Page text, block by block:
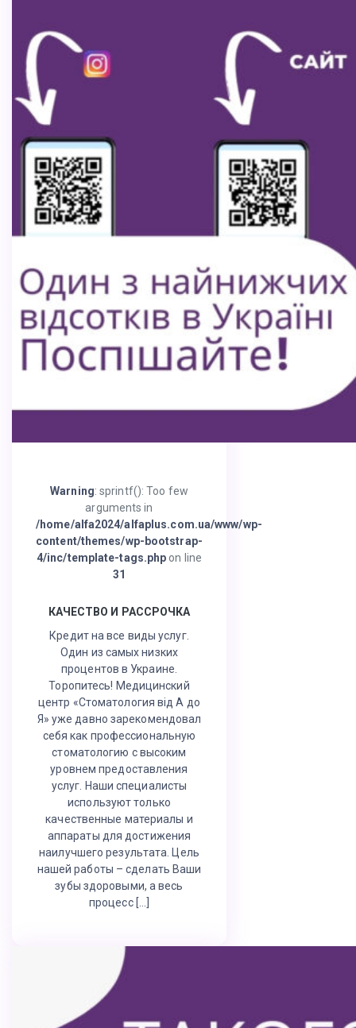
Warning: sprintf(): Too few
arguments in
/home/alfa2024/alfaplus.com.ua/www/wp-
content/themes/wp-bootstrap-
4/inc/template-tags.php on line
31
КАЧЕСТВО И РАССРОЧКА
Кредит на все виды услуг.
Один из самых низких
процентов в Украине.
Торопитесь! Медицинский
центр «Стоматология від А до
Я» уже давно зарекомендовал
себя как профессиональную
стоматологию с высоким
уровнем предоставления
услуг. Наши специалисты
используют только
качественные материалы и
аппараты для достижения
наилучшего результата. Цель
нашей работы – сделать Ваши
зубы здоровыми, а весь
процесс […]